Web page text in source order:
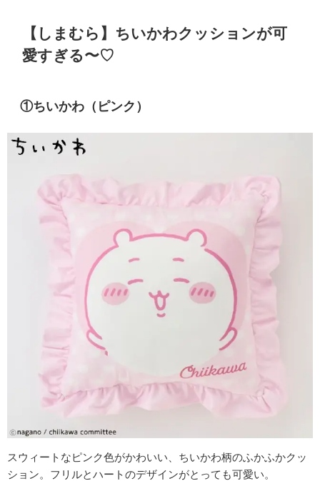
【しまむら】ちいかわクッションが可
愛すぎる〜♡
①ちいかわ（ピンク）
スウィートなピンク色がかわいい、ちいかわ柄のふかふかクッ
ション。フリルとハートのデザインがとっても可愛い。